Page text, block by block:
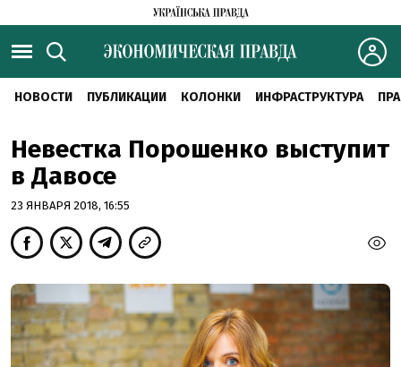
НОВОСТИ ПУБЛИКАЦИИ КОЛОНКИ ИНФРАСТРУКТУРА
Невестка Порошенко выступит
в Давосе
23 ЯНВАРЯ 2018, 16:55